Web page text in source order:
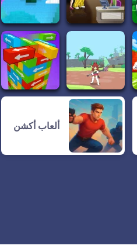
ألعاب أكشن